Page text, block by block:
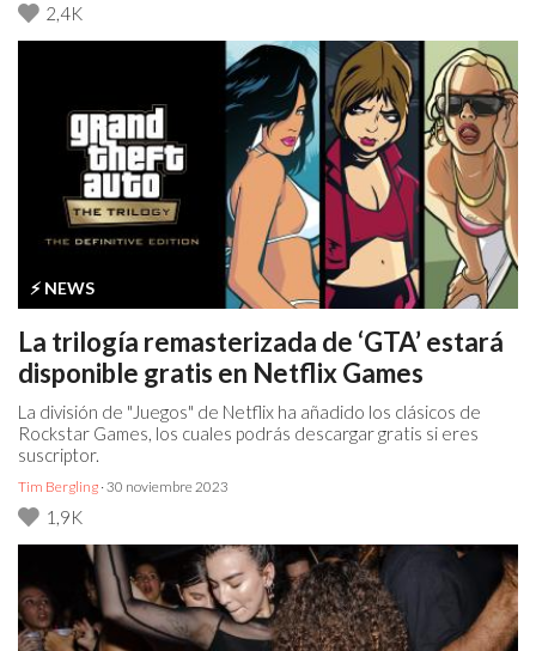
2,4K
⚡️ NEWS
La trilogía remasterizada de ‘GTA’ estará
disponible gratis en Netflix Games
La división de "Juegos" de Netflix ha añadido los clásicos de
Rockstar Games, los cuales podrás descargar gratis si eres
suscriptor.
Tim Bergling · 30 noviembre 2023
1,9K